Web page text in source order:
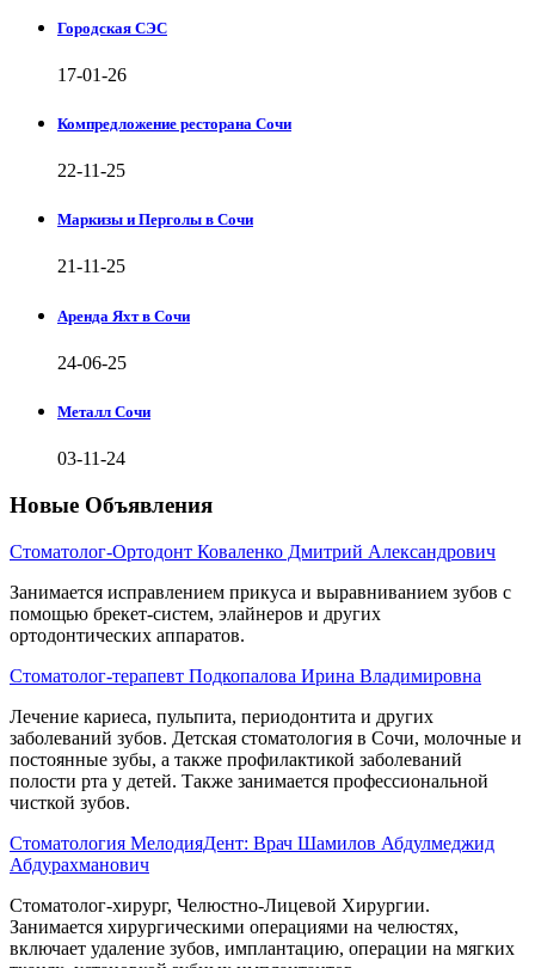
Городская СЭС
17-01-26
Компредложение ресторана Сочи
22-11-25
Маркизы и Перголы в Сочи
21-11-25
Аренда Яхт в Сочи
24-06-25
Металл Сочи
03-11-24
Новые Объявления
Стоматолог-Ортодонт Коваленко Дмитрий Александрович
Занимается исправлением прикуса и выравниванием зубов с
помощью брекет-систем, элайнеров и других
ортодонтических аппаратов.
Стоматолог-терапевт Подкопалова Ирина Владимировна
Лечение кариеса, пульпита, периодонтита и других
заболеваний зубов. Детская стоматология в Сочи, молочные и
постоянные зубы, а также профилактикой заболеваний
полости рта у детей. Также занимается профессиональной
чисткой зубов.
Стоматология МелодияДент: Врач Шамилов Абдулмеджид
Абдурахманович
Стоматолог-хирург, Челюстно-Лицевой Хирургии.
Занимается хирургическими операциями на челюстях,
включает удаление зубов, имплантацию, операции на мягких